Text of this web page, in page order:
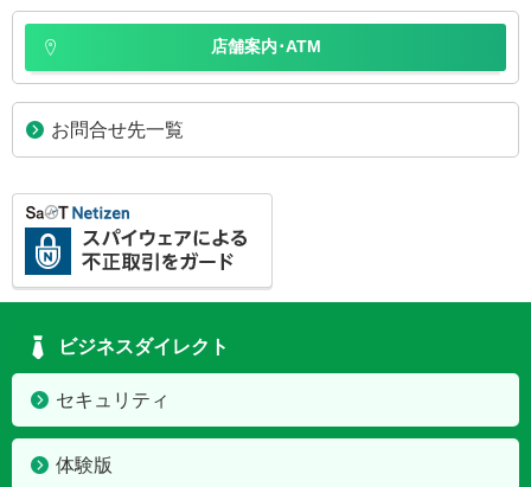
店舗案内･ATM
お問合せ先一覧
ビジネスダイレクト
セキュリティ
体験版